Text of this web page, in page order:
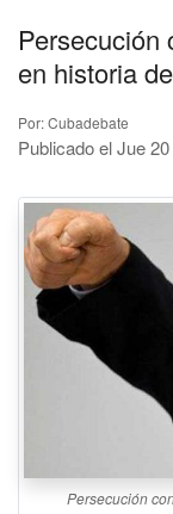
Persecución
en historia
Por: Cubadebate
Publicado el Jue
Persecución